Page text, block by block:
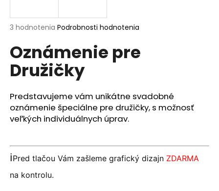
Priemerné
produktu
je
5,0
hviezdičiek.
3 hodnotenia Podrobnosti hodnotenia
Oznámenie pre
Družičky
Predstavujeme vám unikátne svadobné
oznámenie špeciálne pre družičky, s možnosť
veľkých individuálnych úprav.
ℹ️Pred tlačou Vám zašleme grafický dizajn ZDARMA
na kontrolu.
j
ť
?
HĽADAŤ
O
p